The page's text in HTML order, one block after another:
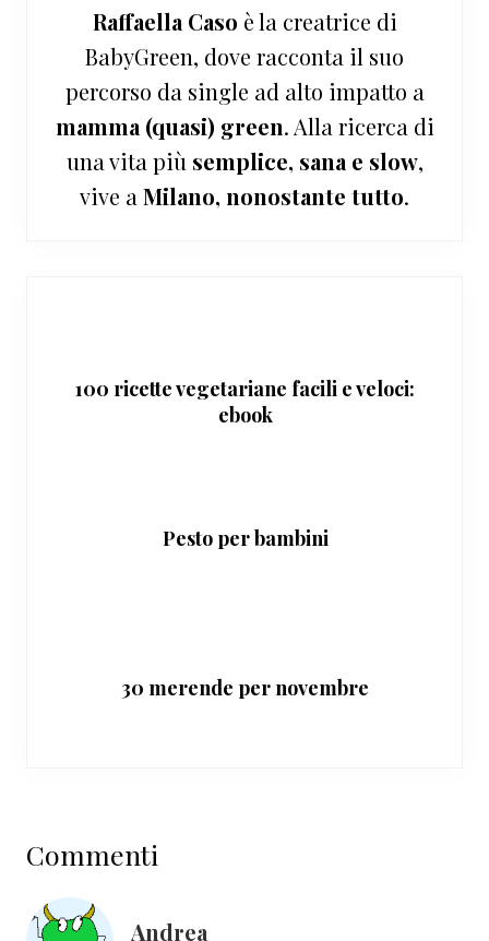
Raffaella Caso è la creatrice di
BabyGreen, dove racconta il suo
percorso da single ad alto impatto a
mamma (quasi) green. Alla ricerca di
una vita più semplice, sana e slow,
vive a Milano, nonostante tutto.
100 ricette vegetariane facili e veloci:
ebook
Pesto per bambini
30 merende per novembre
del
lettore
Commenti
Andrea